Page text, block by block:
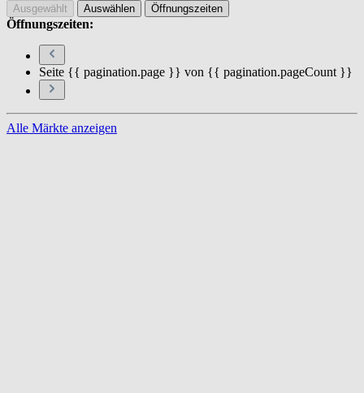
Ausgewählt Auswählen Öffnungszeiten
Öffnungszeiten:
Seite {{ pagination.page }} von {{ pagination.pageCount }}
Alle Märkte anzeigen